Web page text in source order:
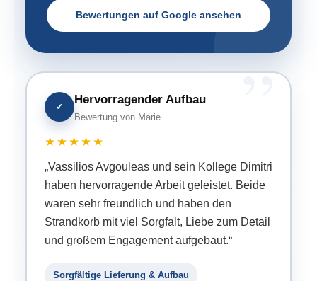
Bewertungen auf Google ansehen
✓
Hervorragender Aufbau
Bewertung von Marie
★★★★★
„Vassilios Avgouleas und sein Kollege Dimitri
haben hervorragende Arbeit geleistet. Beide
waren sehr freundlich und haben den
Strandkorb mit viel Sorgfalt, Liebe zum Detail
und großem Engagement aufgebaut.“
Sorgfältige Lieferung & Aufbau